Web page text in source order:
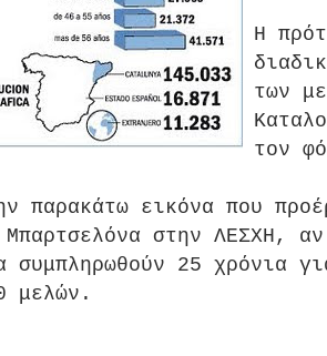
Η
των
τον
παρακάτω εικόνα που
στην ΛΕΣΧΗ,
συμπληρωθούν 25 χρόνια
μελών.